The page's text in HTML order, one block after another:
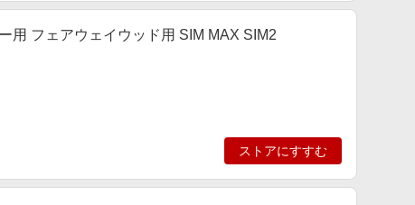
用 フェアウェイウッド用 SIM MAX SIM2
ストアにすすむ